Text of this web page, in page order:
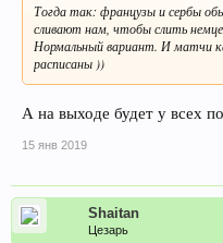
Тогда так: французы и сербы
сливают нам, чтобы слить
Нормальный вариант. И матчи
расписаны ))
А на выходе будет у всех
15 янв 2019
Shaitan
Цезарь